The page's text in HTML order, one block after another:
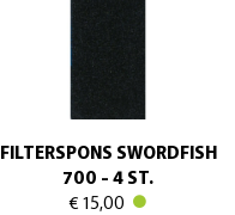
FILTERSPONS SWORDFISH
700 - 4 ST.
€ 15,00